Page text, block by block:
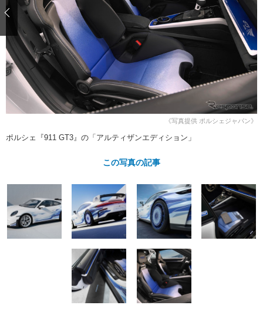
自動車豆知識 ストップ！不具合修理＆粗悪修理
鈑金・塗装
ディテイリング 洗車
ヘッドライト磨き コーティング
フィルム・ラッピング
鈑金・塗装
小キズ直し 防錆
特集記事
ストップ 不具合修理＆粗悪修理
カーメーカー「旧車」関連プロジェ
コラム
ショップ紹介
ショップレポート プロショップ検索
レストア
カーメーカー「旧車」関連プロジ
コラム
インタビュー
イベント告知 イベントレポート
《写真提供 ポルシェジャパン》
ポルシェ『911 GT3』の「アルティザンエディション」
この写真の記事